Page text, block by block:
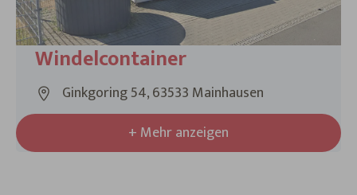
Windelcontainer
Ginkgoring 54, 63533 Mainhausen
+ Mehr anzeigen